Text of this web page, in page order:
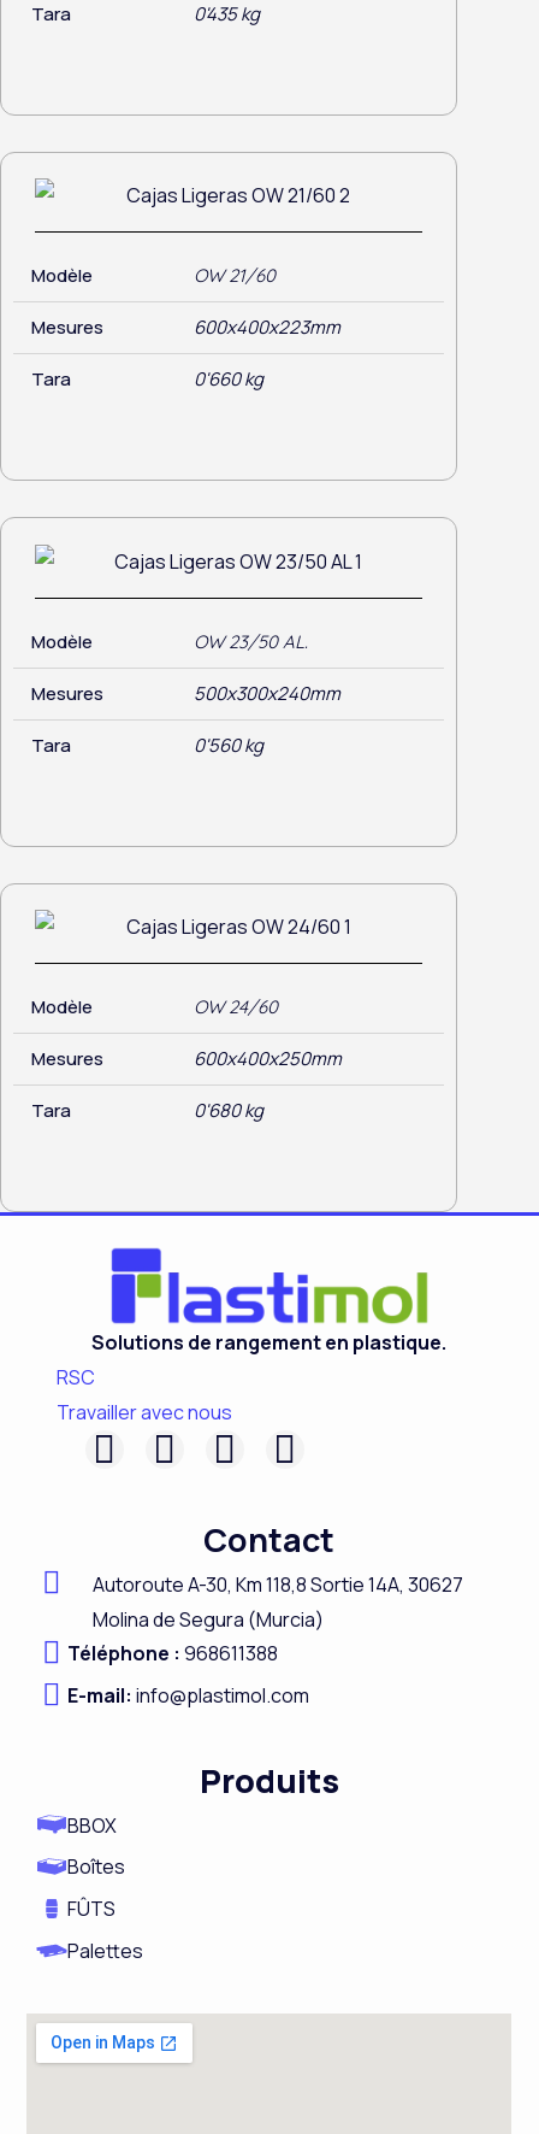
Tara 0'435 kg
Modèle OW 21/60
Mesures 600x400x223mm
Tara 0'660 kg
Modèle OW 23/50 AL.
Mesures 500x300x240mm
Tara 0'560 kg
Modèle OW 24/60
Mesures 600x400x250mm
Tara 0'680 kg
Solutions de rangement en plastique.
RSC
Travailler avec nous
F
e
b
o
o
k
L
k
e
d
i
n
I
s
t
a
g
r
a
Y
u
t
u
b
e
Contact
Autoroute A-30, Km 118,8Sortie 14A,30627
Molina de Segura (Murcia)
Téléphone :968611388
E-mail: info@plastimol.com
Produits
BBOX
Boîtes
FÛTS
Palettes